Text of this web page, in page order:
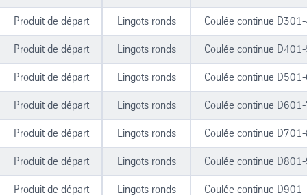
Produit de départ Lingots ronds Coulée continue
Produit de départ Lingots ronds Coulée continue
Produit de départ Lingots ronds Coulée continue
Produit de départ Lingots ronds Coulée continue
Produit de départ Lingots ronds Coulée continue
Produit de départ Lingots ronds Coulée continue
Produit de départ Lingots ronds Coulée continue